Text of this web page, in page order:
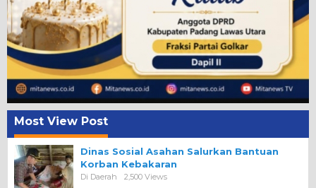
Most View Post
Dinas Sosial Asahan Salurkan Bantuan
Korban Kebakaran
Di Daerah 2,500 Views